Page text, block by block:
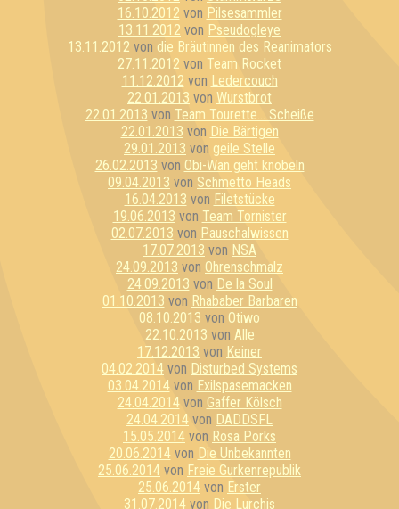
16.10.2012 von Pilsesammler
13.11.2012 von Pseudogleye
13.11.2012 von die Bräutinnen des Reanimators
27.11.2012 von Team Rocket
11.12.2012 von Ledercouch
22.01.2013 von Wurstbrot
22.01.2013 von Team Tourette... Scheiße
22.01.2013 von Die Bärtigen
29.01.2013 von geile Stelle
26.02.2013 von Obi-Wan geht knobeln
09.04.2013 von Schmetto Heads
16.04.2013 von Filetstücke
19.06.2013 von Team Tornister
02.07.2013 von Pauschalwissen
17.07.2013 von NSA
24.09.2013 von Ohrenschmalz
24.09.2013 von De la Soul
01.10.2013 von Rhababer Barbaren
08.10.2013 von Otiwo
22.10.2013 von Alle
17.12.2013 von Keiner
04.02.2014 von Disturbed Systems
03.04.2014von Exilspasemacken
24.04.2014von Gaffer Kölsch
24.04.2014 von DADDSFL
15.05.2014 von Rosa Porks
20.06.2014von Die Unbekannten
25.06.2014 von Freie Gurkenrepublik
25.06.2014 von Erster
31.07.2014 von Die Lurchis